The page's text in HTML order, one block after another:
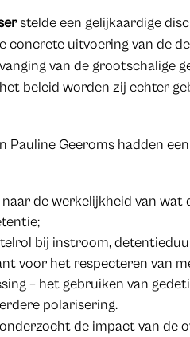
stelde een gelijkaardige
concrete uitvoering van de
van de grootschalige
beleid worden zij echter
Pauline Geeroms hadden
de werkelijkheid van wat
bij instroom,
voor het respecteren van
– het gebruiken van
polarisering.
de impact van de